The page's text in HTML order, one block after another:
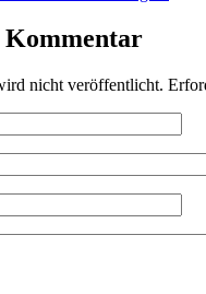
Kommentar
nicht veröffentlicht.